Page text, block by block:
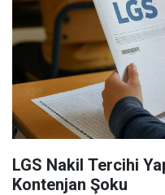
LGS Nakil Tercihi
Kontenjan Şoku